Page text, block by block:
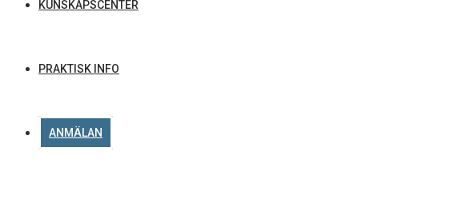
KUNSKAPSCENTER
PRAKTISK INFO
ANMÄLAN